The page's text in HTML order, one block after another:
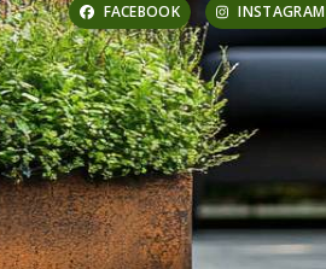
FACEBOOK INSTAGRAM